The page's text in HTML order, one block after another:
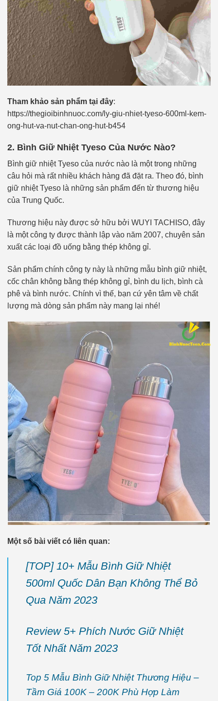
Tham khảo sản phẩm tại đây:
https://thegioibinhnuoc.com/ly-giu-nhiet-tyeso-600ml-kem-
ong-hut-va-nut-chan-ong-hut-b454
2. Bình Giữ Nhiệt Tyeso Của Nước Nào?
Bình giữ nhiệt Tyeso của nước nào là một trong những
câu hỏi mà rất nhiều khách hàng đã đặt ra. Theo đó, bình
giữ nhiệt Tyeso là những sản phẩm đến từ thương hiệu
của Trung Quốc.
Thương hiệu này được sở hữu bởi WUYI TACHISO, đây
là một công ty được thành lập vào năm 2007, chuyên sản
xuất các loại đồ uống bằng thép không gỉ.
Sản phẩm chính công ty này là những mẫu bình giữ nhiệt,
cốc chân không bằng thép không gỉ, bình du lịch, bình cà
phê và bình nước. Chính vì thế, bạn cứ yên tâm về chất
lượng mà dòng sản phẩm này mang lại nhé!
Một số bài viết có liên quan:
[TOP] 10+ Mẫu Bình Giữ Nhiệt
500ml Quốc Dân Bạn Không Thể Bỏ
Qua Năm 2023
Review 5+ Phích Nước Giữ Nhiệt
Tốt Nhất Năm 2023
Top 5 Mẫu Bình Giữ Nhiệt Thương Hiệu –
Tầm Giá 100K – 200K Phù Hợp Làm